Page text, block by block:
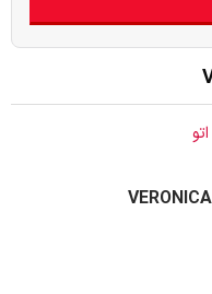
اتو